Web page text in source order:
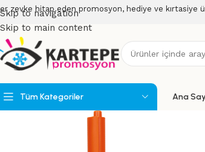
Skip to navigation
Skip to main content
zevke hitap eden promosyon, hediye ve kırtasiye
Tüm Kategoriler Ana